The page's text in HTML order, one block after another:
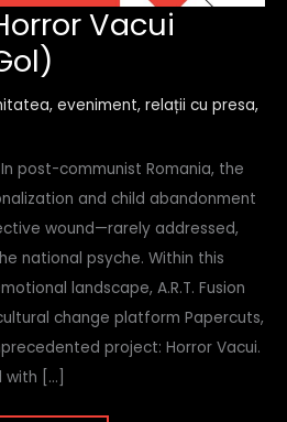
Vacui
, eveniment, relații cu presa,
In post-communist Romania, the
and child abandonment
wound—rarely addressed,
national psyche. Within this
landscape, A.R.T. Fusion
change platform Papercuts,
project: Horror Vacui.
[…]